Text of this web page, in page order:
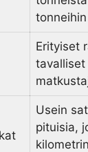
tonneihin
Erityiset
tavalliset
Usein
pituisia,
kilometrin